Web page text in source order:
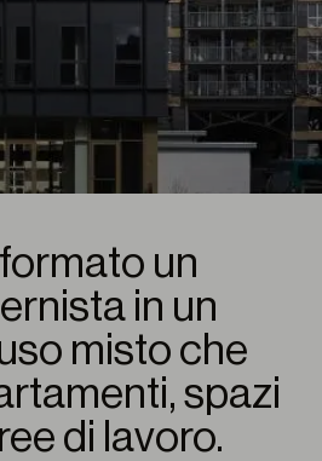
un
in un
misto che
spazi
di lavoro.